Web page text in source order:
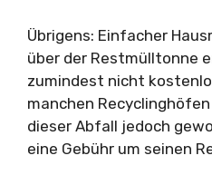
Übrigens: Einfacher
über der Restmülltonne
zumindest nicht
manchen
dieser Abfall jedoch
eine Gebühr um seinen